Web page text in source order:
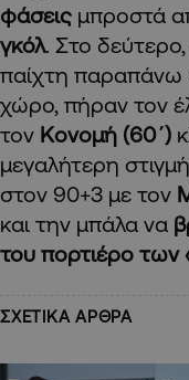
φάσεις μπροστά
γκόλ . Στο
παίχτη παραπάνω
χώρο, πήραν τον
τον Κονομή (60΄)
μεγαλήτερη
στον 90+3 με τον
και την μπάλα να
του πορτιέρο
ΣΧΕΤΙΚΑ ΑΡΘΡΑ